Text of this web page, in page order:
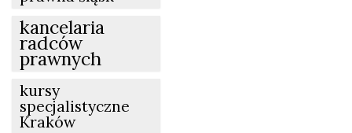
kancelaria
radców
prawnych
kursy
specjalistyczne
Kraków